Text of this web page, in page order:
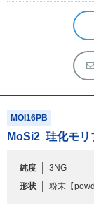
MOI16PB
MoSi2 珪化モリ
純度
3NG
形状
粉末 【